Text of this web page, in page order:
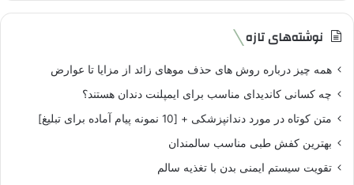
نوشته‌های تازه
همه چیز درباره روش های حذف موهای زائد از مزایا تا عوارض
چه کسانی کاندیدای مناسب برای ایمپلنت دندان هستند؟
متن کوتاه در مورد دندانپزشکی + [10 نمونه پیام آماده برای تبلیغ]
بهترین کفش طبی مناسب سالمندان
تقویت سیستم ایمنی بدن با تغذیه سالم